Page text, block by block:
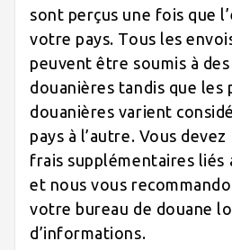
sont perçus une fois que
votre pays. Tous les
peuvent être soumis à
douanières tandis que les
douanières varient
pays à l’autre. Vous
frais supplémentaires liés
et nous vous
votre bureau de douane
d’informations.